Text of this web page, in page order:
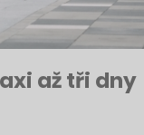
až tři dny